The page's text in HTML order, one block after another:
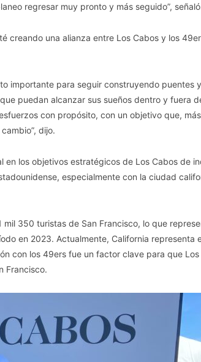
regresar muy pronto y más seguido”,
creando una alianza entre Los Cabos y los
importante para seguir construyendo puentes
puedan alcanzar sus sueños dentro y fuera
con propósito, con un objetivo que,
dijo.
en los objetivos estratégicos de Los Cabos de
especialmente con la ciudad
350 turistas de San Francisco, lo que
en 2023. Actualmente, California representa
con los 49ers fue un factor clave para que Los
Francisco.